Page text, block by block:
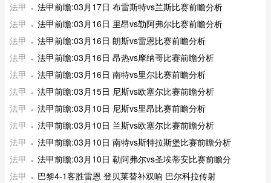
法甲
法甲前瞻:03月17日 布雷斯特vs兰斯比赛前瞻分析
法甲
法甲前瞻:03月16日 里昂vs勒阿弗尔比赛前瞻分析
法甲
法甲前瞻:03月16日 朗斯vs雷恩比赛前瞻分析
法甲
法甲前瞻:03月16日 昂热vs摩纳哥比赛前瞻分析
法甲
法甲前瞻:03月16日 南特vs里尔比赛前瞻分析
法甲
法甲前瞻:03月15日 尼斯vs欧塞尔比赛前瞻分析
法甲
法甲前瞻:03月10日 尼斯vs里昂比赛前瞻分析
法甲
法甲前瞻:03月10日 兰斯vs欧塞尔比赛前瞻分析
法甲
法甲前瞻:03月10日 南特vs斯特拉斯堡比赛前瞻分析
法甲
法甲前瞻:03月10日 勒阿弗尔vs圣埃蒂安比赛前瞻分
法甲
巴黎4-1客胜雷恩 登贝莱替补双响 巴尔科拉传射